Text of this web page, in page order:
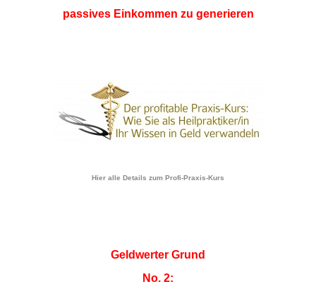
passives Einkommen zu generieren
Hier alle Details zum Profi-Praxis-Kurs
Geldwerter Grund
No. 2: